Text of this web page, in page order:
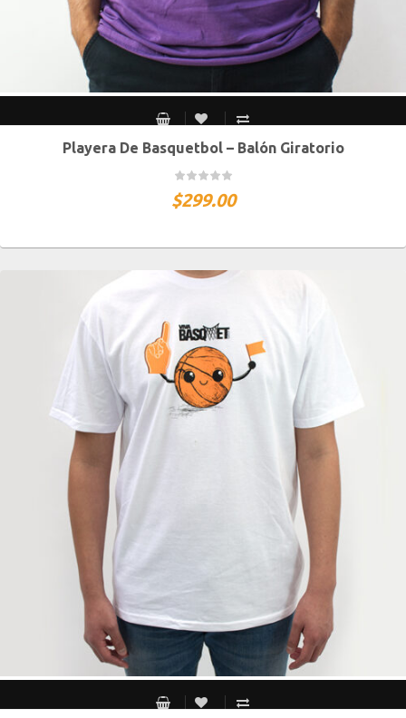
S MEX / XS USA M MEX / S USA G MEX / M USA XG MEX / G USA
Playera De Basquetbol – Balón Giratorio
$299.00